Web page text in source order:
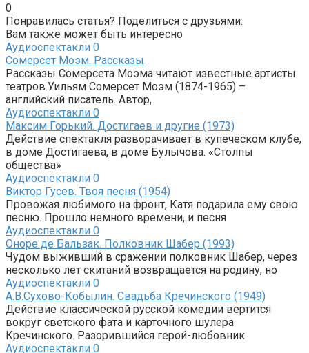
0
Понравилась статья? Поделиться с друзьями:
Вам также может быть интересно
Аудиоспектакли 0
Сомерсет Моэм. Рассказы
Рассказы Сомерсета Моэма читают известные артисты
театров.Уильям Сомерсет Моэм (1874-1965) –
английский писатель. Автор,
Аудиоспектакли 0
Максим Горький. Достигаев и другие (1973)
Действие спектакля разворачивает в купеческом клубе,
в доме Достигаева, в доме Булычова. «Столпы
общества»
Аудиоспектакли 0
Виктор Гусев. Твоя песня (1954)
Провожая любимого на фронт, Катя подарила ему свою
песню. Прошло немного времени, и песня
Аудиоспектакли 0
Оноре де Бальзак. Полковник Шабер (1993)
Чудом выживший в сражении полковник Шабер, через
несколько лет скитаний возвращается на родину, но
Аудиоспектакли 0
А.В.Сухово-Кобылин. Свадьба Кречинского (1949)
Действие классической русской комедии вертится
вокруг светского фата и карточного шулера
Кречинского. Разорившийся герой-любовник
Аудиоспектакли 0